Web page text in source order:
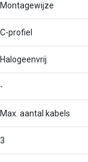
Montagewijze
C-profiel
Halogeenvrij
-
Max. aantal kabels
3